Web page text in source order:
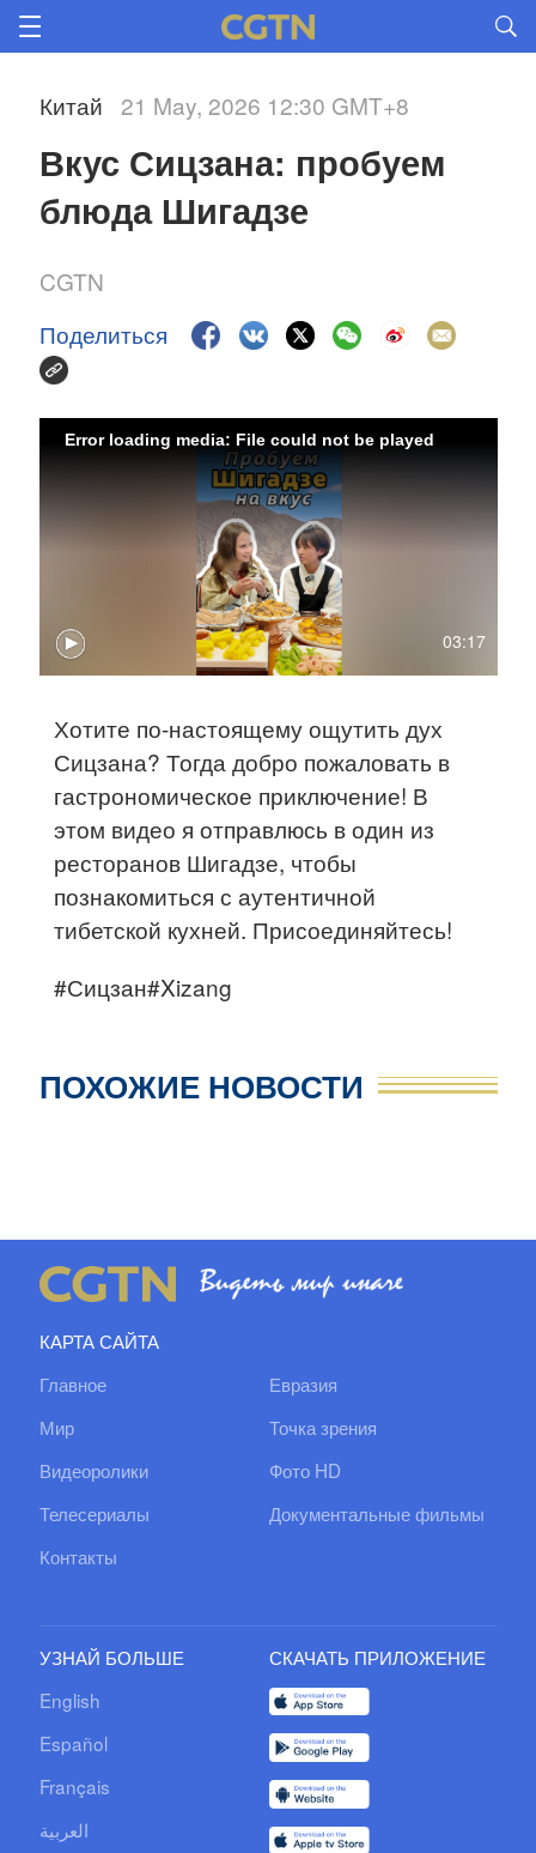
Китай 21 May, 2026 12:30 GMT+8
Вкус Сицзана: пробуем
блюда Шигадзе
CGTN
Поделиться
03:17
Error loading media: File could not be played
Хотите по‑настоящему ощутить дух
Сицзана? Тогда добро пожаловать в
гастрономическое приключение! В
этом видео я отправлюсь в один из
ресторанов Шигадзе, чтобы
познакомиться с аутентичной
тибетской кухней. Присоединяйтесь!
#Сицзан#Xizang
ПОХОЖИЕ НОВОСТИ
КАРТА САЙТА
Главное
Евразия
Мир
Точка зрения
Видеоролики
Фото HD
Телесериалы
Документальные фильмы
Контакты
УЗНАЙ БОЛЬШЕ
English
Español
Français
العربية
СКАЧАТЬ ПРИЛОЖЕНИЕ